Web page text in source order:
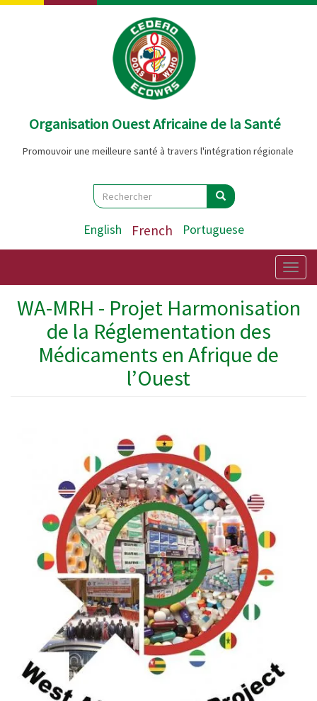
Aller
Organisation Ouest Africaine de la Santé
Promouvoir une meilleure santé à travers l'intégration régionale
Search
Rechercher Rechercher
English French Portuguese
WA-MRH - Projet Harmonisation
de la Réglementation des
Médicaments en Afrique de
l’Ouest